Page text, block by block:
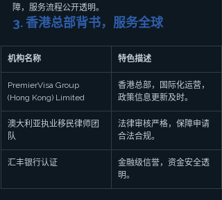
障，服务流程公开透明。
3. 香港总部背书，服务全球
机构名称 特色描述
PremierVisa Group
(Hong Kong) Limited
香港总部，国际化运营，
政策信息更新及时。
澳大利亚执业移民律师团
队
法律审核严格，保障申请
合法合规。
汇丰银行认证
金融级信誉，资金安全透
明。